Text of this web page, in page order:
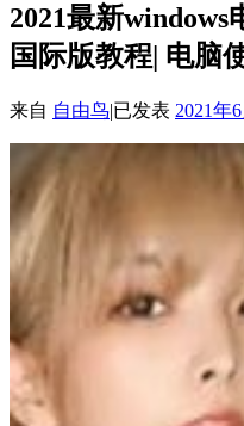
2021最新
国际版教程| 电脑
来自 自由鸟|已发表 2021年